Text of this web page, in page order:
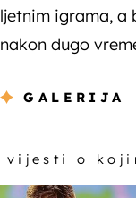
ljetnim igrama, a
nakon dugo
GALERIJA
vijesti o